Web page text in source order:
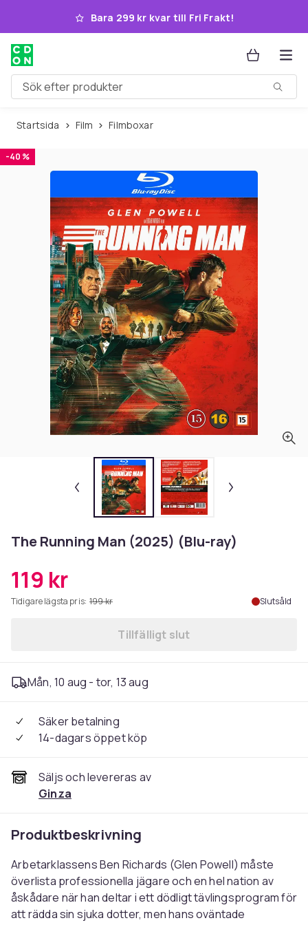
Hoppa till huvudinnehållet
Bara 299 kr kvar till Fri Frakt!
Sök efter produkter
Startsida Film Filmboxar
-40 %
The Running Man (2025) (Blu-ray)
119 kr
Tidigare lägsta pris: 199 kr Slutsåld
Tillfälligt slut
Mån, 10 aug - tor, 13 aug
Säker betalning
14-dagars öppet köp
Säljs och levereras av
Ginza
Produktbeskrivning
Arbetarklassens Ben Richards (Glen Powell) måste
överlista professionella jägare och en hel nation av
åskådare när han deltar i ett dödligt tävlingsprogram för
att rädda sin sjuka dotter, men hans oväntade